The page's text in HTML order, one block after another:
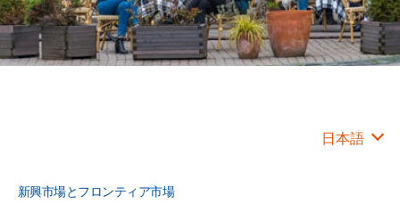
日本語
新興市場とフロンティア市場